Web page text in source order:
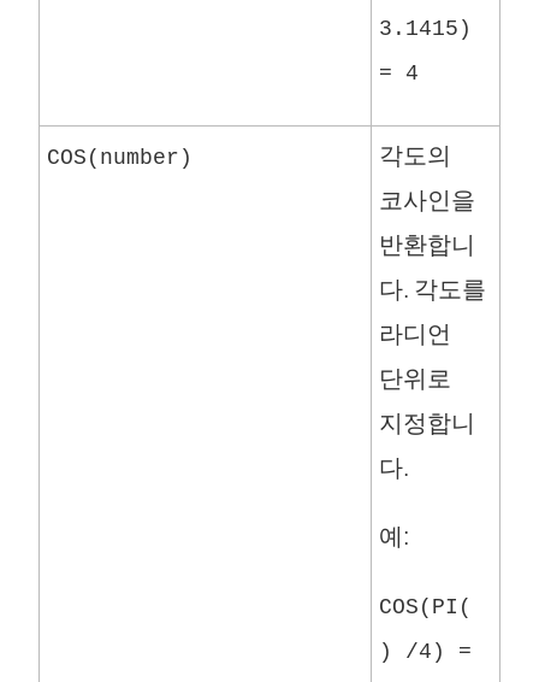
3.1415)
= 4
COS(number)
각도의
코사인을
반환합니
다. 각도를
라디언
단위로
지정합니
다.
예:
COS(PI(
) /4) =